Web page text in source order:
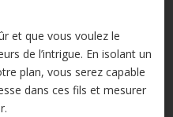
et que vous voulez le
de l’intrigue. En isolant un
plan, vous serez capable
dans ces fils et mesurer